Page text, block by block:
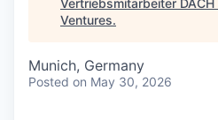
Vertriebsmitarbeiter
Ventures.
Munich, Germany
Posted on May 30, 2026